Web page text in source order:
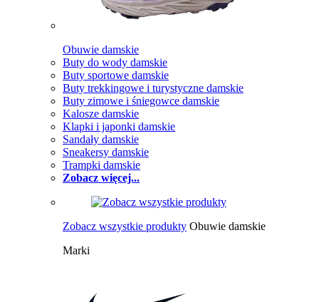
Obuwie damskie
Buty do wody damskie
Buty sportowe damskie
Buty trekkingowe i turystyczne damskie
Buty zimowe i śniegowce damskie
Kalosze damskie
Klapki i japonki damskie
Sandały damskie
Sneakersy damskie
Trampki damskie
Zobacz więcej...
Zobacz wszystkie produkty Obuwie damskie
Marki